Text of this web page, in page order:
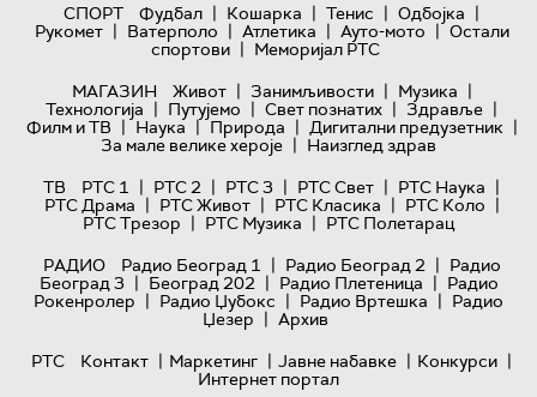
СПОРТ
Фудбал | Кошарка | Тенис | Одбојка |
Рукомет | Ватерполо | Атлетика | Ауто-мото | Остали
спортови | Меморијал РТС
МАГАЗИН
Живот | Занимљивости | Музика |
Технологијa | Путујемо | Свет познатих | Здравље |
Филм и ТВ | Наука | Природа | Дигитални предузетник |
За мале велике хероје | Наизглед здрав
ТВ
РТС 1 | РТС 2 | РТС 3 | РТС Свет | РТС Наука |
РТС Драма | РТС Живот | РТС Класика | РТС Коло |
РТС Трезор | РТС Музика | РТС Полетарац
РАДИО
Радио Београд 1 | Радио Београд 2 | Радио
Београд 3 | Београд 202 | Радио Плетеница | Радио
Рокенролер | Радио Џубокс | Радио Вртешка | Радио
Џезер | Архив
РТС
Контакт | Маркетинг | Јавне набавке | Конкурси |
Интернет портал